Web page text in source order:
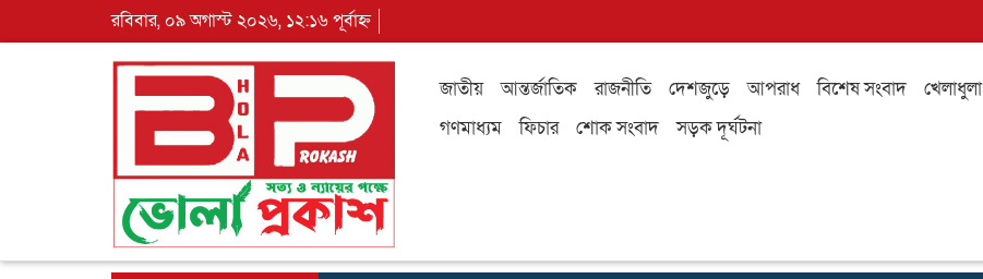
রবিবার, ০৯ অগাস্ট ২০২৬, ১২:১৬ পূর্বাহ্ন
জাতীয় আন্তর্জাতিক রাজনীতি দেশজুড়ে আপরাধ বিশেষ সংবাদ খেলাধুলা
গণমাধ্যম
ফিচার শোক সংবাদ সড়ক দূর্ঘটনা